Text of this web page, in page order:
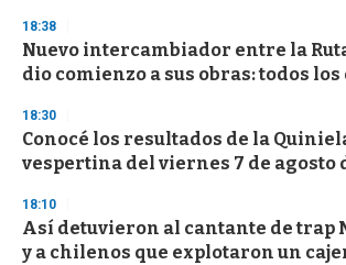
s
e
c
o
d
s
18:38
Nuevo intercambiador entre la Ruta
dio comienzo a sus obras: todos
18:30
Conocé los resultados de la
vespertina del viernes 7 de agosto
18:10
Así detuvieron al cantante de trap
y a chilenos que explotaron un